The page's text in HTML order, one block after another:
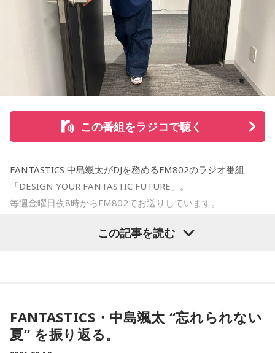
しい。詳しくはradikoタイムフリーで！
い。観客の拍手や歌声、歓声、表情、涙など、その場で生ま
れるものを受け取ることで、「その一夜の一瞬一瞬が生まれ
ていく」と語った。また、今回のラストライブツアーについ
て、「ライブというよりは、俺たちにとっては生き様、生き
方をこういう形に選んだ。だからライブじゃなくて生き様そ
のものだった」と振り返った。「ライブを完璧にちゃんとや
るってことがゴールじゃなくて、限りある時間の中で今日と
いう一日を、一夜を、この瞬間を全力で生きること。その積
み重ねなんじゃないのかな」
日本武道館でのファイナルも、最後だから特別なのではな
く、「この一夜を俺たちらしく、その日を精一杯最高に生き
たい」と森友。番組では、今回のツアーで語られてきた物語
をもとに制作した絵本を、武道館公演で販売することも発表
全てを受け取って帰っていて欲しい」と呼びかけた。約10年
にわたる再始動後の歩みを経て、T-BOLANはいよいよ日本武
道館のステージへ。「その夜は全部出し切って笑っていた
この番組をラジコで聴く
FANTASTICS 中島颯太がDJを務めるFM802のラジオ番組
「DESIGN YOUR FANTASTIC FUTURE」。
毎週金曜日夜8時からFM802でお送りしています。
今夜は録音そたでお届けしました！お付き合いいただきあり
番組のオープニングでは、吹奏楽コンクールで金賞を受賞し
この記事を読む
FANTASTICS・中島颯太 “忘れられない
夏” を振り返る。